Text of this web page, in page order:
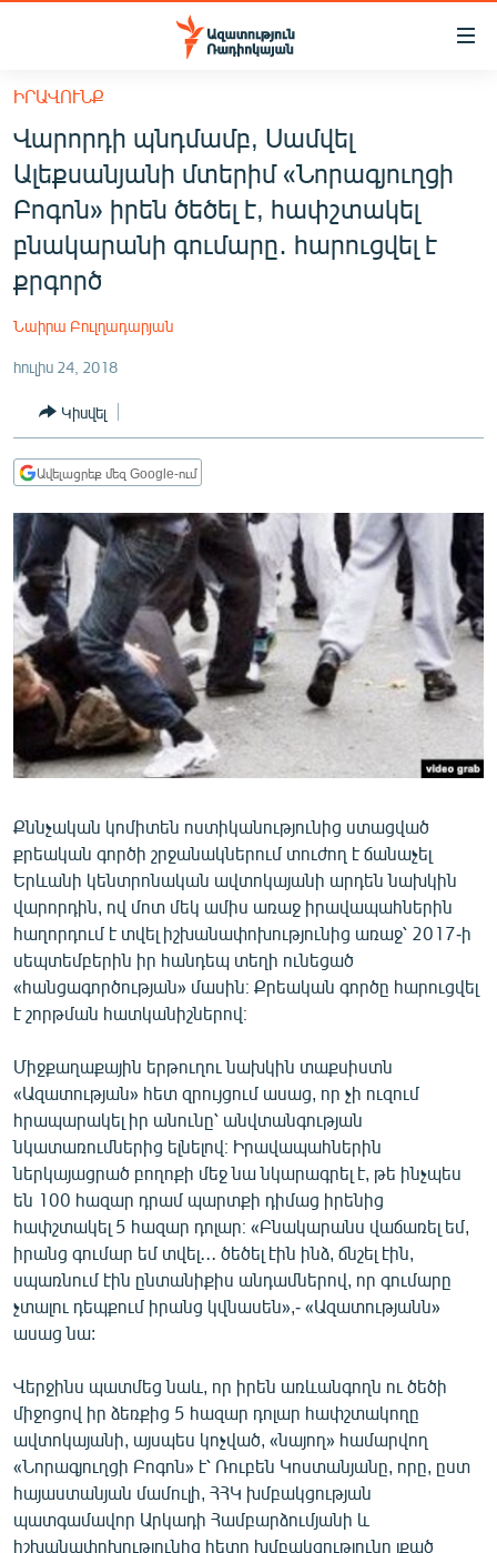
Մատչելիության
հիմնական
բովանդակությանը
Անցնել
հիմնական
մենյուին
Որոնում
ՀԱՅԱՍՏԱՆ
ՔԱՂԱՔԱԿԱՆ
ԸՆՏՐՈՒԹՅՈՒՆՆԵՐ 2026
ԻՐԱՎՈՒՆՔ
ՀԱՍԱՐԱԿՈՒԹՅՈՒՆ
ՊԱՏԵՐԱԶՄԻ 6 ՇԱԲԱԹՆԵՐԸ
ՏԱՐԱԾԱՇՐՋԱՆ
ՄԻՋԱԶԳԱՅԻՆ
ՄՇԱԿՈՒՅԹ
ՍՊՈՐՏ
ՄԵԿՆԱԲԱՆՈՒԹՅՈՒՆ
ՏՏ ԵՒ ԻՆՏԵՐՆԵՏ
ԿՈՐՈՆԱՎԻՐՈՒՍ
ԱՐԽԻՎ
ԲԱՆԱՎԵՃ
ՁԳՏԵԼՈՎ ԼԱՎԱԳՈՒՅՆԻՆ
ՓՈԴՔԱՍԹ
Հայերեն
English
ՀԵՏԵՎԵՔ ՄԵԶ
«Ազատության» բոլոր կայքերը
ԻՐԱՎՈՒՆՔ
Վարորդի պնդմամբ, Սամվել
Ալեքսանյանի մտերիմ «Նորագյուղցի
Բոգոն» իրեն ծեծել է, հափշտակել
բնակարանի գումարը․ հարուցվել է
քրգործ
Նաիրա Բուլղադարյան
հուլիս 24, 2018
Կիսվել
Ավելացրեք մեզ Google-ում
Քննչական կոմիտեն ոստիկանությունից ստացված
քրեական գործի շրջանակներում տուժող է ճանաչել
Երևանի կենտրոնական ավտոկայանի արդեն նախկին
վարորդին, ով մոտ մեկ ամիս առաջ իրավապահներին
հաղորդում է տվել իշխանափոխությունից առաջ՝ 2017-ի
սեպտեմբերին իր հանդեպ տեղի ունեցած
«հանցագործության» մասին։ Քրեական գործը հարուցվել
է շորթման հատկանիշներով։
Միջքաղաքային երթուղու նախկին տաքսիստն
«Ազատության» հետ զրույցում ասաց, որ չի ուզում
հրապարակել իր անունը՝ անվտանգության
նկատառումներից ելնելով։ Իրավապահներին
ներկայացրած բողոքի մեջ նա նկարագրել է, թե ինչպես
են 100 հազար դրամ պարտքի դիմաց իրենից
հափշտակել 5 հազար դոլար։ «Բնակարանս վաճառել եմ,
իրանց գումար եմ տվել․․․ ծեծել էին ինձ, ճնշել էին,
սպառնում էին ընտանիքիս անդամներով, որ գումարը
չտալու դեպքում իրանց կվնասեն»,- «Ազատությանն»
ասաց նա:
Վերջինս պատմեց նաև, որ իրեն առևանգողն ու ծեծի
միջոցով իր ձեռքից 5 հազար դոլար հափշտակողը
ավտոկայանի, այսպես կոչված, «նայող» համարվող
«Նորագյուղցի Բոգոն» է՝ Ռուբեն Կոստանյանը, որը, ըստ
հայաստանյան մամուլի, ՀՀԿ խմբակցության
պատգամավոր Արկադի Համբարձումյանի և
իշխանափոխությունից հետո խմբակցությունը լքած